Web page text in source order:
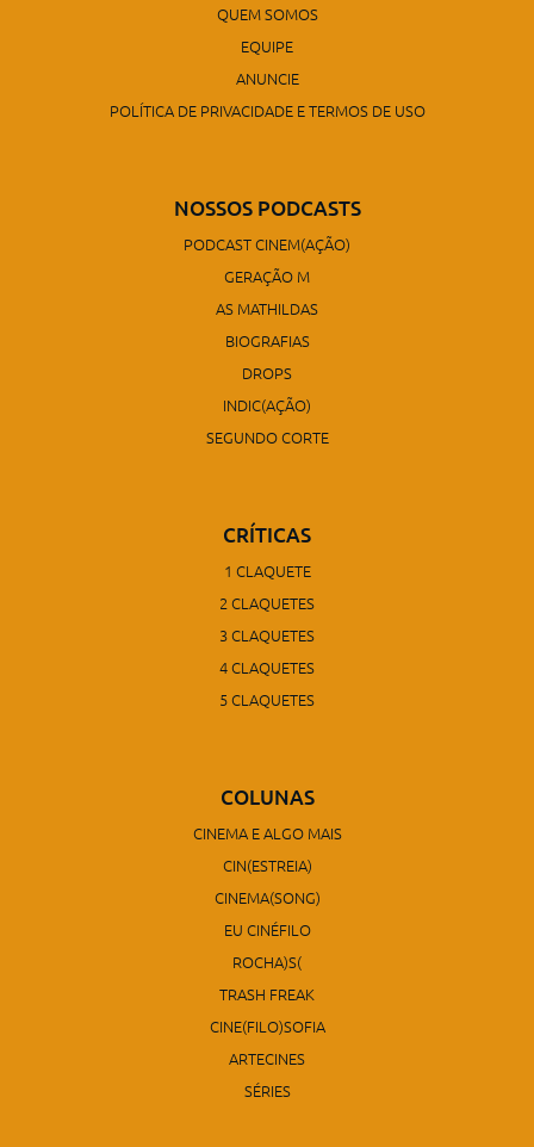
QUEM SOMOS
EQUIPE
ANUNCIE
POLÍTICA DE PRIVACIDADE E TERMOS DE USO
NOSSOS PODCASTS
PODCAST CINEM(AÇÃO)
GERAÇÃO M
AS MATHILDAS
BIOGRAFIAS
DROPS
INDIC(AÇÃO)
SEGUNDO CORTE
CRÍTICAS
1 CLAQUETE
2 CLAQUETES
3 CLAQUETES
4 CLAQUETES
5 CLAQUETES
COLUNAS
CINEMA E ALGO MAIS
CIN(ESTREIA)
CINEMA(SONG)
EU CINÉFILO
ROCHA)S(
TRASH FREAK
CINE(FILO)SOFIA
ARTECINES
SÉRIES